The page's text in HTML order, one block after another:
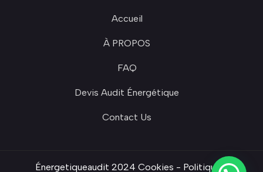
Accueil
À PROPOS
FAQ
Devis Audit Énergétique
Contact Us
Énergetiqueaudit 2024 Cookies - Politique de